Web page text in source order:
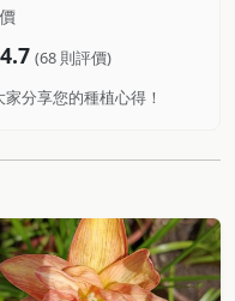
4.7 (68 則評價)
分享您的種植心得！